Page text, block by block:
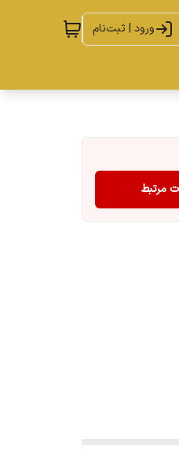
ورود | ثبت‌نام
مرتبط